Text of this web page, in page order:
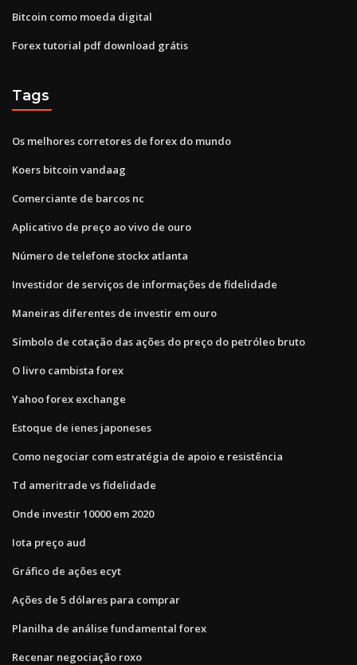
Bitcoin como moeda digital
Forex tutorial pdf download grátis
Tags
Os melhores corretores de forex do mundo
Koers bitcoin vandaag
Comerciante de barcos nc
Aplicativo de preço ao vivo de ouro
Número de telefone stockx atlanta
Investidor de serviços de informações de fidelidade
Maneiras diferentes de investir em ouro
Símbolo de cotação das ações do preço do petróleo bruto
O livro cambista forex
Yahoo forex exchange
Estoque de ienes japoneses
Como negociar com estratégia de apoio e resistência
Td ameritrade vs fidelidade
Onde investir 10000 em 2020
Iota preço aud
Gráfico de ações ecyt
Ações de 5 dólares para comprar
Planilha de análise fundamental forex
Recenar negociação roxo